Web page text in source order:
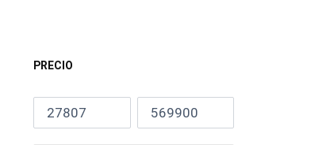
PRECIO